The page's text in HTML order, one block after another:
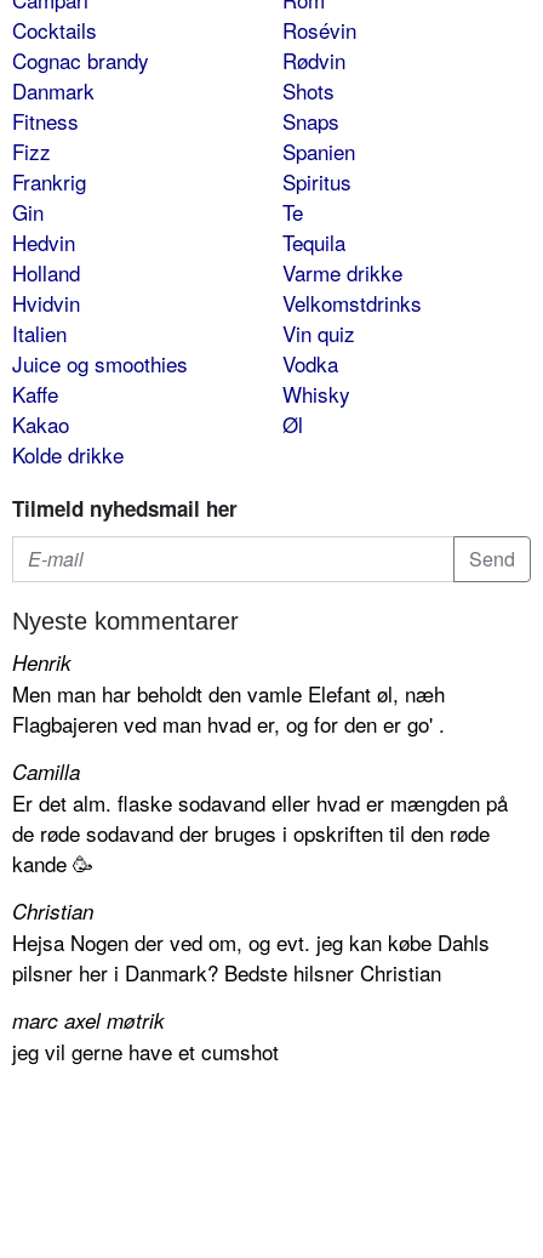
Cocktails
Cognac brandy
Danmark
Fitness
Fizz
Frankrig
Gin
Hedvin
Holland
Hvidvin
Italien
Juice og smoothies
Kaffe
Kakao
Kolde drikke
Rosévin
Rødvin
Shots
Snaps
Spanien
Spiritus
Te
Tequila
Varme drikke
Velkomstdrinks
Vin quiz
Vodka
Whisky
Øl
Tilmeld nyhedsmail her
Nyeste kommentarer
Henrik
Men man har beholdt den vamle Elefant øl, næh
Flagbajeren ved man hvad er, og for den er go' .
Camilla
Er det alm. flaske sodavand eller hvad er mængden på
de røde sodavand der bruges i opskriften til den røde
kande 🥳
Christian
Hejsa Nogen der ved om, og evt. jeg kan købe Dahls
pilsner her i Danmark? Bedste hilsner Christian
marc axel møtrik
jeg vil gerne have et cumshot